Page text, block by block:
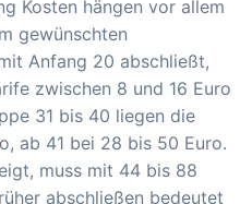
Kosten hängen vor allem
gewünschten
Anfang 20 abschließt,
zwischen 8 und 16 Euro
31 bis 40 liegen die
ab 41 bei 28 bis 50 Euro.
muss mit 44 bis 88
abschließen bedeutet